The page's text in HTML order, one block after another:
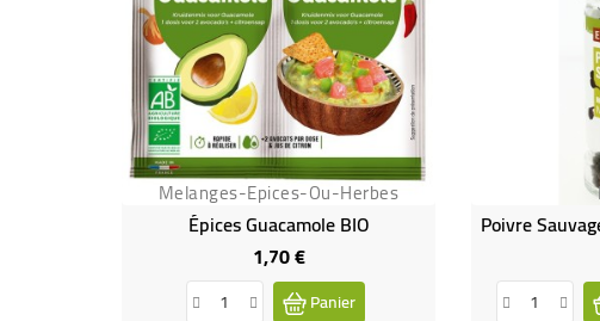
Melanges-Epices-Ou-Herbes
Épices Guacamole BIO
1,70 €Prix
Panier